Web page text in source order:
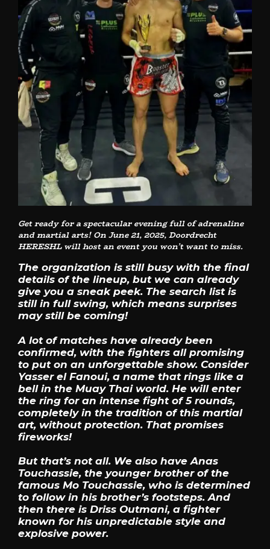
Get ready for a spectacular evening full of adrenaline
and martial arts! On June 21, 2025, Doordrecht
HERESHL will host an event you won’t want to miss.
The organization is still busy with the final
details of the lineup, but we can already
give you a sneak peek. The search list is
still in full swing, which means surprises
may still be coming!
A lot of matches have already been
confirmed, with the fighters all promising
to put on an unforgettable show. Consider
Yasser el Fanoui, a name that rings like a
bell in the Muay Thai world. He will enter
the ring for an intense fight of 5 rounds,
completely in the tradition of this martial
art, without protection. That promises
fireworks!
But that’s not all. We also have Anas
Touchassie, the younger brother of the
famous Mo Touchassie, who is determined
to follow in his brother’s footsteps. And
then there is Driss Outmani, a fighter
known for his unpredictable style and
explosive power.